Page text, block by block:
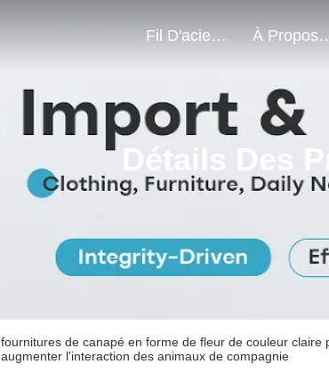
Fil D'acier À Faible Teneur En Carbone À
Détails Des
fournitures de canapé en forme de fleur de couleur
augmenter l'interaction des animaux de compagnie